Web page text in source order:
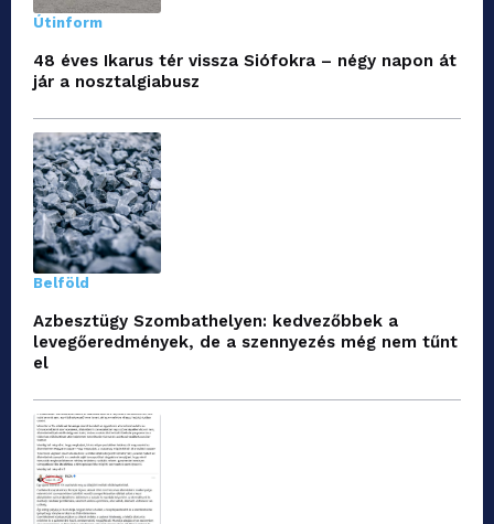
Útinform
48 éves Ikarus tér vissza Siófokra – négy napon át
jár a nosztalgiabusz
Belföld
Azbesztügy Szombathelyen: kedvezőbbek a
levegőeredmények, de a szennyezés még nem tűnt
el